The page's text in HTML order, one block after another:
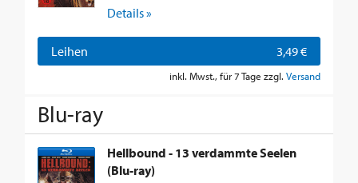
Details »
Leihen 3,49 €
inkl. Mwst., für 7 Tage zzgl. Versand
Blu-ray
Hellbound - 13 verdammte Seelen
(Blu-ray)